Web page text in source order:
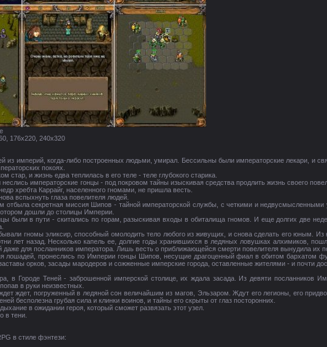
176x220, 240x320
из империй, когда-либо построенных людьми, умирал. Бессильны были императорские лекари, и
покоях.
стар, и жизнь едва теплилась в его теле - теле глубокого старика.
императорские гонцы - под покровом тайны изыскивая средства продлить жизнь своего
хребта Каррайг, населенного гномами, не пришла весть.
вспыхнуть глаза повелителя людей.
отбыла секретная миссия Шипов - тайной императорской службы, с четкими и
дошли до столицы Империи.
были в пути - скитались по горам, разыскивая входы в обиталища гномов. И еще долгих две
гномы эликсир, способный омолодить тело любого из живущих, и снова сделать его юным. Из
лет назад. Несколько капель ее, долгие годы хранившихся в ледяных ловушках алхимиков,
даже для посланников императора. Лишь весть о приближающейся смерти повелителя вынудила их
лошадей, пронеслись по Империи гонцы Шипов, несущие драгоценный фиал в обитом бархатом
орков, засады мародеров и сожженные имперские города, оставленные жителями - и почти
в Городе Теней - заброшенной имперской столице, их ждала засада. Из девяти посланников
в руки неизвестных.
ждет, погруженный в ледяной сон величайшим из магов, Эльзаром. Ждут его легионы, его
бесполезна грубая сила и клинки воинов, и тайны его скрыты от глаз посторонних.
в ожидании героя, который сможет развязать этот узел.
в тени.
в стиле фэнтези: